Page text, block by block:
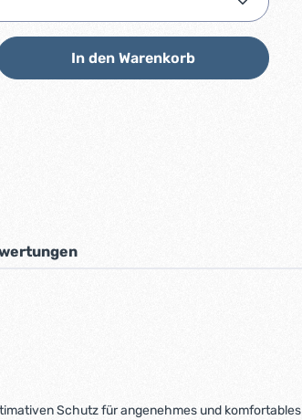
den gewünschten Wert ein
In den Warenkorb
Schutz für angenehmes und komfortables